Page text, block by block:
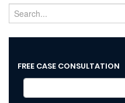
FREE CASE CONSULTATION